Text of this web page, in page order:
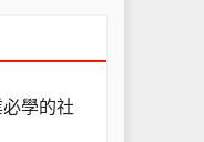
學的社